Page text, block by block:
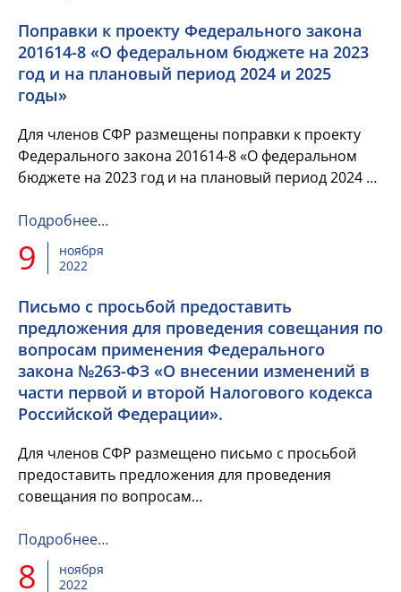
Поправки к проекту Федерального закона
201614-8 «О федеральном бюджете на 2023
год и на плановый период 2024 и 2025
годы»
Для членов СФР размещены поправки к проекту
Федерального закона 201614-8 «О федеральном
бюджете на 2023 год и на плановый период 2024 и
Российской Федерации к ...
Подробнее…
9
ноября
2022
Письмо с просьбой предоставить
предложения для проведения совещания по
вопросам применения Федерального
закона №263-ФЗ «О внесении изменений в
части первой и второй Налогового кодекса
Российской Федерации».
Для членов СФР размещено письмо с просьбой
предоставить предложения для проведения
совещания по вопросам
внесении изменений в части первой и второй...
Подробнее…
8
ноября
2022